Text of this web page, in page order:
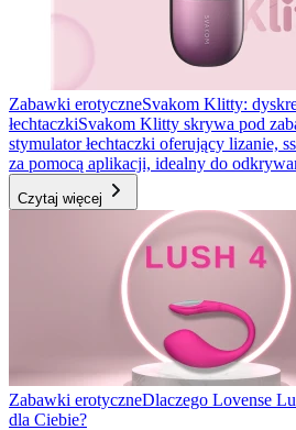
Zabawki erotyczneSvakom Klitty:
łechtaczkiSvakom Klitty skrywa pod
stymulator łechtaczki oferujący lizanie,
za pomocą aplikacji, idealny do
Czytaj więcej
Zabawki erotyczneDlaczego Lovense
dla Ciebie?